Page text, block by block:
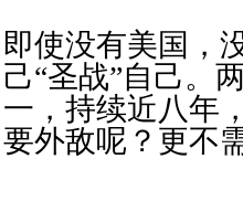
即使没有美国，
己“圣战”自己。
一，持续近八年
要外敌呢？更不